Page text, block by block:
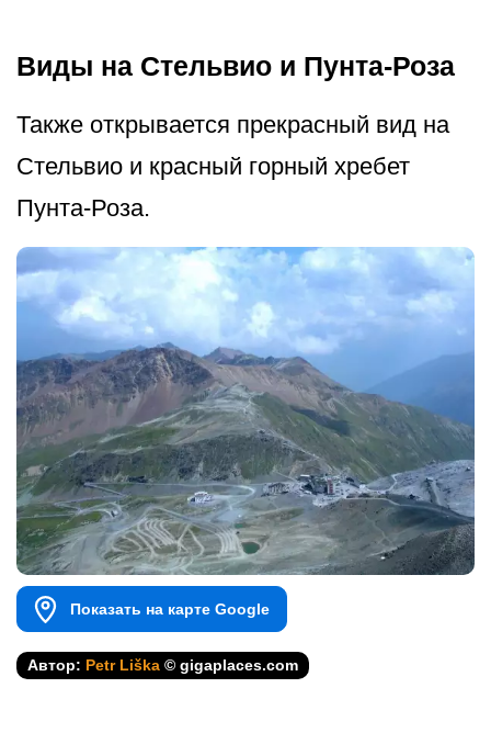
Виды на Стельвио и Пунта-Роза
Также открывается прекрасный вид на
Стельвио и красный горный хребет
Пунта-Роза.
Показать на карте Google
Автор: Petr Liška © gigaplaces.com